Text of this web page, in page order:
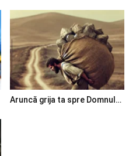
Aruncă grija ta spre Domnul…